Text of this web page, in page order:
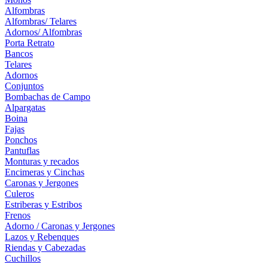
Alfombras
Alfombras/ Telares
Adornos/ Alfombras
Porta Retrato
Bancos
Telares
Adornos
Conjuntos
Bombachas de Campo
Alpargatas
Boina
Fajas
Ponchos
Pantuflas
Monturas y recados
Encimeras y Cinchas
Caronas y Jergones
Culeros
Estriberas y Estribos
Frenos
Adorno / Caronas y Jergones
Lazos y Rebenques
Riendas y Cabezadas
Cuchillos